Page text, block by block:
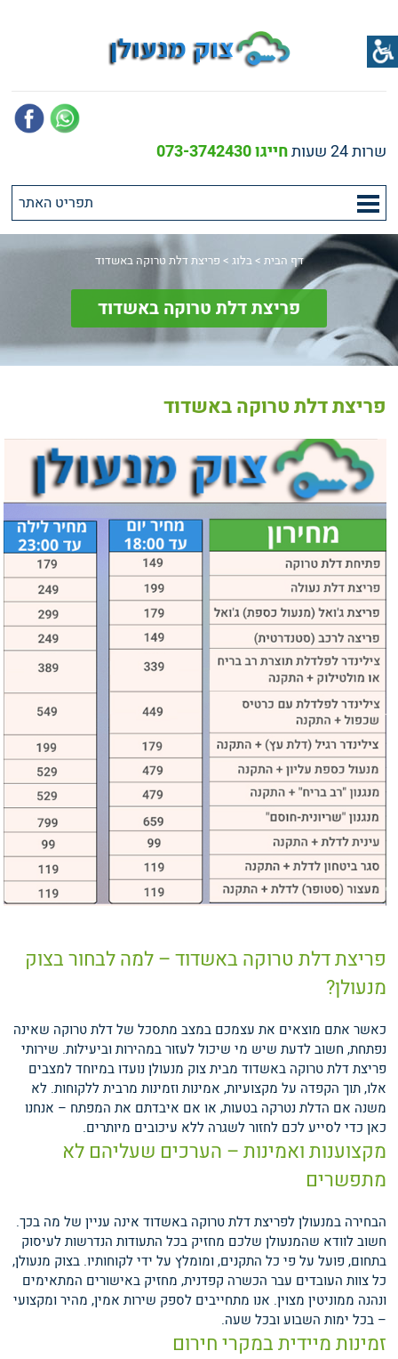
שרות 24 שעות חייגו 073-3742430
דף הבית >בלוג > פריצת דלת טרוקה באשדוד
פריצת דלת טרוקה באשדוד
פריצת דלת טרוקה באשדוד
פריצת דלת טרוקה באשדוד – למה לבחור בצוק
מנעולן?
כאשר אתם מוצאים את עצמכם במצב מתסכל של דלת טרוקה שאינה
נפתחת, חשוב לדעת שיש מי שיכול לעזור במהירות וביעילות. שירותי
פריצת דלת טרוקה באשדוד מבית צוק מנעולן נועדו במיוחד למצבים
אלו, תוך הקפדה על מקצועיות, אמינות וזמינות מרבית ללקוחות. לא
משנה אם הדלת נטרקה בטעות, או אם איבדתם את המפתח – אנחנו
כאן כדי לסייע לכם לחזור לשגרה ללא עיכובים מיותרים.
מקצוענות ואמינות – הערכים שעליהם לא
מתפשרים
הבחירה במנעולן לפריצת דלת טרוקה באשדוד אינה עניין של מה בכך.
חשוב לוודא שהמנעולן שלכם מחזיק בכל התעודות הנדרשות לעיסוק
בתחום, פועל על פי כל התקנים, ומומלץ על ידי לקוחותיו. בצוק מנעולן,
כל צוות העובדים עבר הכשרה קפדנית, מחזיק באישורים המתאימים
ונהנה ממוניטין מצוין. אנו מתחייבים לספק שירות אמין, מהיר ומקצועי
– בכל ימות השבוע ובכל שעה.
זמינות מיידית במקרי חירום